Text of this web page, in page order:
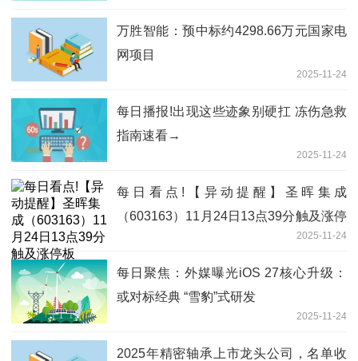
万胜智能：预中标约4298.66万元国家电
网项目
2025-11-24
每日播报!出现这些迹象别硬扛 冻伤急救
指南速看→
2025-11-24
每日看点!【异动提醒】圣晖集成
（603163）11月24日13点39分触及涨停
2025-11-24
每日聚焦：外媒曝光iOS 27核心升级：
或对标经典 “雪豹”式研发
2025-11-24
2025年精密轴承上市龙头公司，名单收